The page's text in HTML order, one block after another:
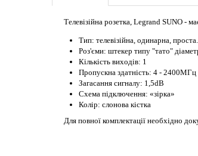
Телевізійна розетка, Legrand SUNO -
Тип: телевізійна, одинарна, проста.
Роз'єми: штекер типу "тато"
Кількість виходів: 1
Пропускна здатність: 4 - 2400МГц
Загасання сигналу: 1,5dB
Схема підключення: «зірка»
Колір: слонова кістка
Для повної комплектації необхідно